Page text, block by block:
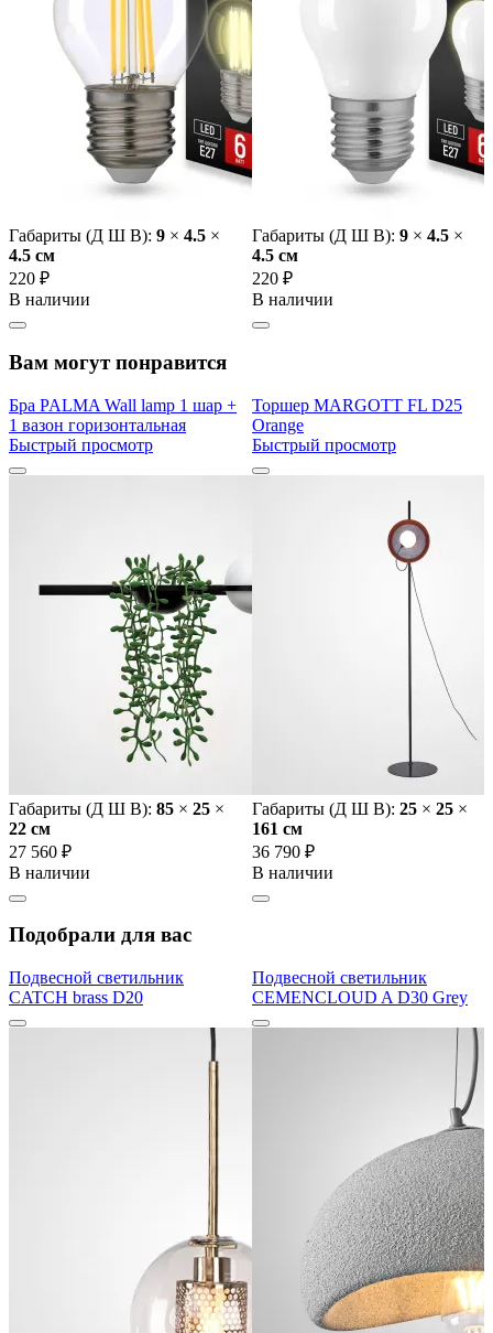
Габариты (Д Ш В): 9 × 4.5 ×
4.5 cм
220 ₽
В наличии
Габариты (Д Ш В): 9 × 4.5 ×
4.5 cм
220 ₽
В наличии
Вам могут понравится
Бра PALMA Wall lamp 1 шар +
1 вазон горизонтальная
Быстрый просмотр
Габариты (Д Ш В): 85 × 25 ×
22 cм
27 560 ₽
В наличии
Торшер MARGOTT FL D25
Orange
Быстрый просмотр
Габариты (Д Ш В): 25 × 25 ×
161 cм
36 790 ₽
В наличии
Подобрали для вас
Подвесной светильник
CATCH brass D20
Подвесной светильник
CEMENCLOUD A D30 Grey